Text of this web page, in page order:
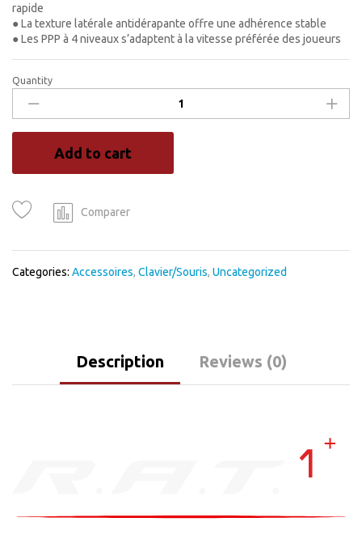
rapide
● La texture latérale antidérapante offre une adhérence stable
● Les PPP à 4 niveaux s’adaptent à la vitesse préférée des joueurs
R.A.T.
Souris
Gaming
quantity
Quantity
Add to cart
Comparer
Categories: Accessoires, Clavier/Souris, Uncategorized
Description Reviews (0)